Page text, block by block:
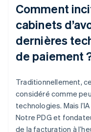
Comment
cabinets
dernières
de paiement
Traditionnellement,
considéré comme
technologies. Mais
Notre PDG et
de la facturation à